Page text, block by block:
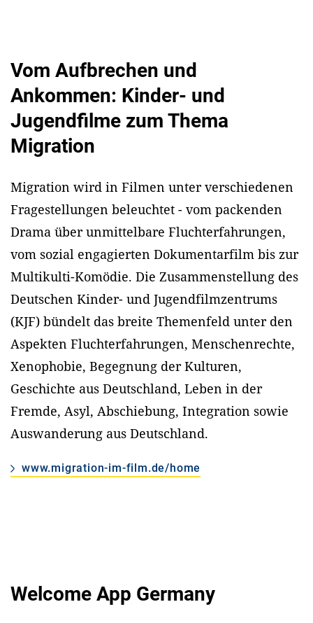
Vom Aufbrechen und
Ankommen: Kinder- und
Jugendfilme zum Thema
Migration
Migration wird in Filmen unter verschiedenen
Fragestellungen beleuchtet - vom packenden
Drama über unmittelbare Fluchterfahrungen,
vom sozial engagierten Dokumentarfilm bis zur
Multikulti-Komödie. Die Zusammenstellung des
Deutschen Kinder- und Jugendfilmzentrums
(KJF) bündelt das breite Themenfeld unter den
Aspekten Fluchterfahrungen, Menschenrechte,
Xenophobie, Begegnung der Kulturen,
Geschichte aus Deutschland, Leben in der
Fremde, Asyl, Abschiebung, Integration sowie
Auswanderung aus Deutschland.
www.migration-im-film.de/home
Welcome App Germany